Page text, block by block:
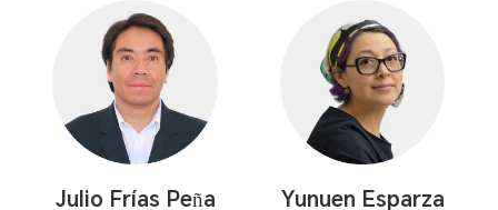
Julio Frías Peña Yunuen Esparza